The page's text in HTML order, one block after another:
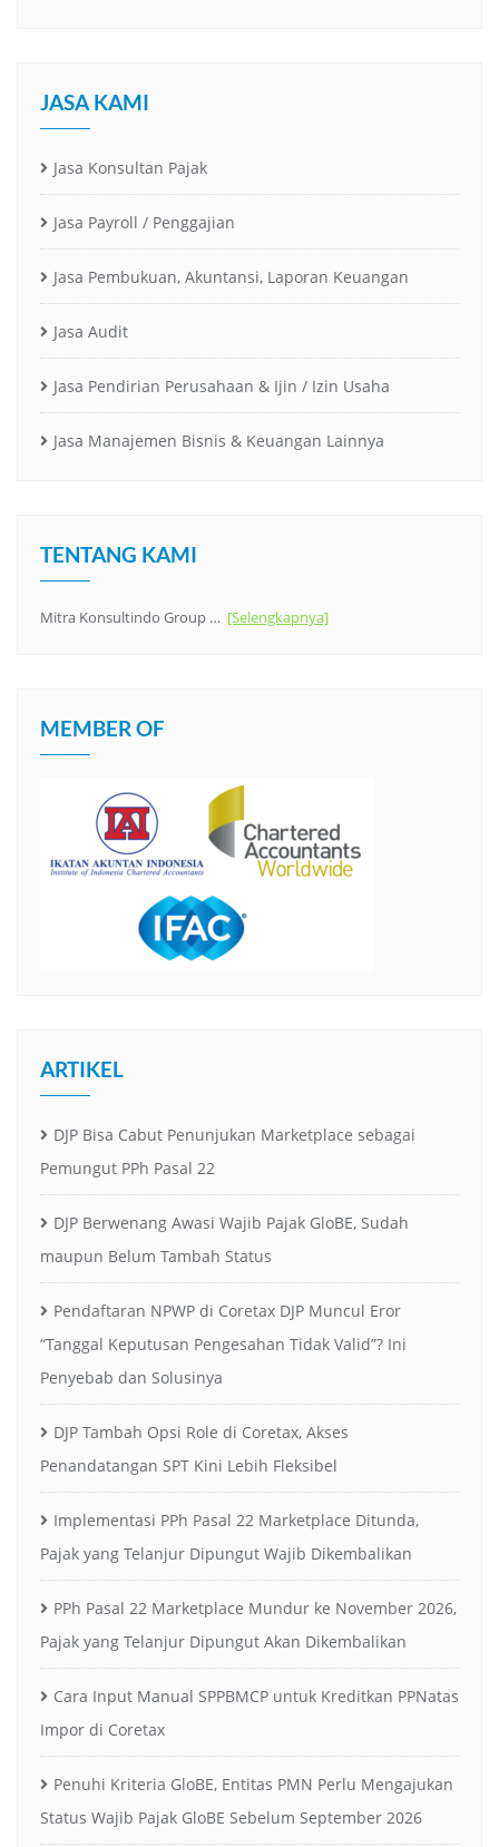
JASA KAMI
Jasa Konsultan Pajak
Jasa Payroll / Penggajian
Jasa Pembukuan, Akuntansi, Laporan Keuangan
Jasa Audit
Jasa Pendirian Perusahaan & Ijin / Izin Usaha
Jasa Manajemen Bisnis & Keuangan Lainnya
TENTANG KAMI
Mitra Konsultindo Group … [Selengkapnya]
MEMBER OF
ARTIKEL
DJP Bisa Cabut Penunjukan Marketplace sebagai
Pemungut PPh Pasal 22
DJP Berwenang Awasi Wajib Pajak GloBE, Sudah
maupun Belum Tambah Status
Pendaftaran NPWP di Coretax DJP Muncul Eror
“Tanggal Keputusan Pengesahan Tidak Valid”? Ini
Penyebab dan Solusinya
DJP Tambah Opsi Role di Coretax, Akses
Penandatangan SPT Kini Lebih Fleksibel
Implementasi PPh Pasal 22 Marketplace Ditunda,
Pajak yang Telanjur Dipungut Wajib Dikembalikan
PPh Pasal 22 Marketplace Mundur ke November 2026,
Pajak yang Telanjur Dipungut Akan Dikembalikan
Cara Input Manual SPPBMCP untuk Kreditkan PPNatas
Impor di Coretax
Penuhi Kriteria GloBE, Entitas PMN Perlu Mengajukan
Status Wajib Pajak GloBE Sebelum September 2026